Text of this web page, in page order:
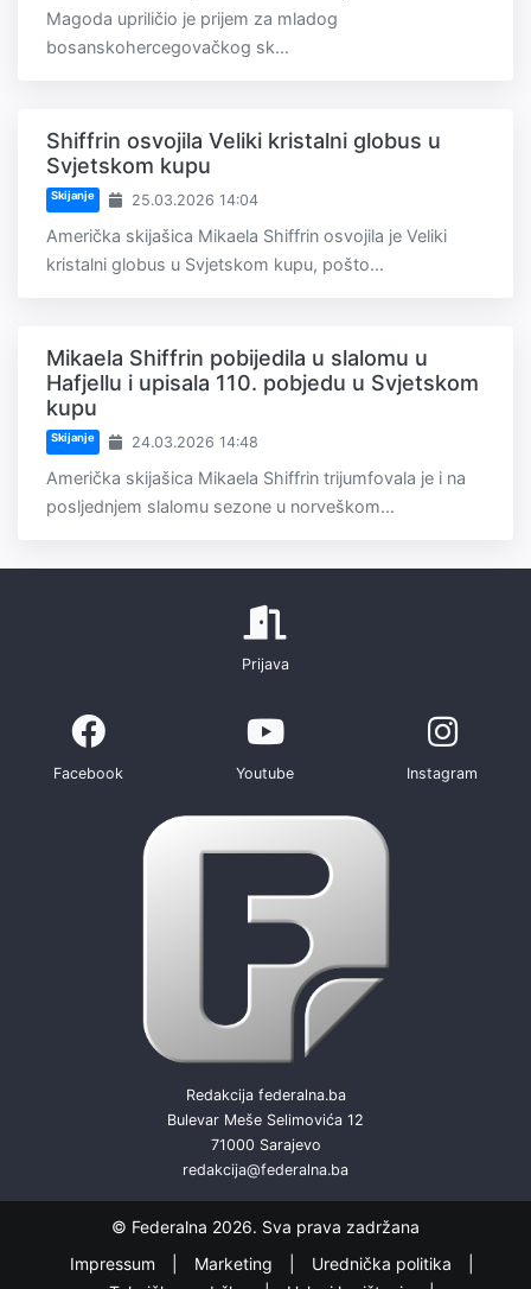
Magoda upriličio je prijem za mladog
bosanskohercegovačkog sk...
Shiffrin osvojila Veliki kristalni globus u
Svjetskom kupu
Skijanje 25.03.2026 14:04
Američka skijašica Mikaela Shiffrin osvojila je Veliki
kristalni globus u Svjetskom kupu, pošto...
Mikaela Shiffrin pobijedila u slalomu u
Hafjellu i upisala 110. pobjedu u Svjetskom
kupu
Skijanje 24.03.2026 14:48
Američka skijašica Mikaela Shiffrin trijumfovala je i na
posljednjem slalomu sezone u norveškom...
Prijava
Facebook Youtube Instagram
Redakcija federalna.ba
Bulevar Meše Selimovića 12
71000 Sarajevo
redakcija@federalna.ba
© Federalna 2026. Sva prava zadržana
Impressum
Marketing
Urednička politika